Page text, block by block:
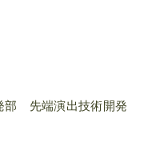
部 先端演出技術開発